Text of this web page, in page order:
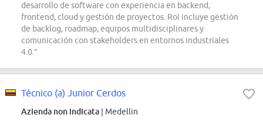
desarrollo de software con experiencia en backend,
frontend, cloud y gestión de proyectos. Rol incluye gestión
de backlog, roadmap, equipos multidisciplinares y
comunicación con stakeholders en entornos industriales
4.0.”
Técnico (a) Junior Cerdos
Azienda non indicata | Medellin